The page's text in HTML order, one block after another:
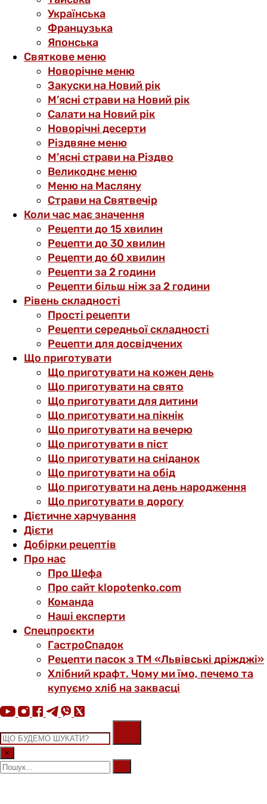
Українська
Французька
Японська
Святкове меню
Новорічне меню
Закуски на Новий рік
М’ясні страви на Новий рік
Салати на Новий рік
Новорічні десерти
Різдвяне меню
М’ясні страви на Різдво
Великоднє меню
Меню на Масляну
Страви на Святвечір
Коли час має значення
Рецепти до 15 хвилин
Рецепти до 30 хвилин
Рецепти до 60 хвилин
Рецепти за 2 години
Рецепти більш ніж за 2 години
Рівень складності
Прості рецепти
Рецепти середньої складності
Рецепти для досвідчених
Що приготувати
Що приготувати на кожен день
Що приготувати на свято
Що приготувати для дитини
Що приготувати на пікнік
Що приготувати на вечерю
Що приготувати в піст
Що приготувати на сніданок
Що приготувати на обід
Що приготувати на день народження
Що приготувати в дорогу
Дієтичне харчування
Дієти
Добірки рецептів
Про нас
Про Шефа
Про сайт klopotenko.com
Команда
Наші експерти
Спецпроєкти
ГастроСпадок
Рецепти пасок з ТМ «Львівські дріжджі»
Хлібний крафт. Чому ми їмо, печемо та
купуємо хліб на заквасці
×